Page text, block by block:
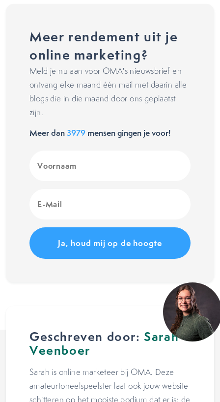
Meer rendement uit je
online marketing?
Meld je nu aan voor OMA's nieuwsbrief en
ontvang elke maand één mail met daarin alle
blogs die in die maand door ons geplaatst
zijn.
Meer dan3979 mensen gingen je voor!
(Vereist)
Mail
Geschreven door:Sarah
Veenboer
Sarah is online marketeer bij OMA. Deze
amateurtoneelspeelster laat ook jouw website
schitteren op het mooiste podium dat er is: de